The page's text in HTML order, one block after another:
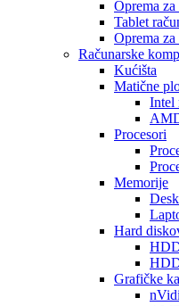
Oprema
Tablet
Oprema za
Računarske
Kućišta
Matične
Intel
Procesori
Memorije
Hard
Grafičke